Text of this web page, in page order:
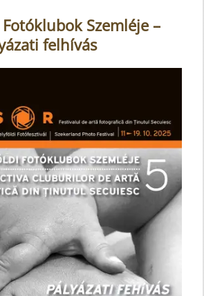
Szemléje –
felhívás